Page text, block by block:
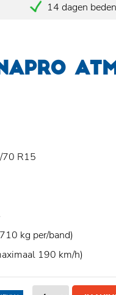
14 dagen
R15
kg per/band)
190 km/h)